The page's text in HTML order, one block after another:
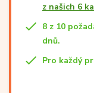
z našich 6
8 z 10
dnů.
Pro každý